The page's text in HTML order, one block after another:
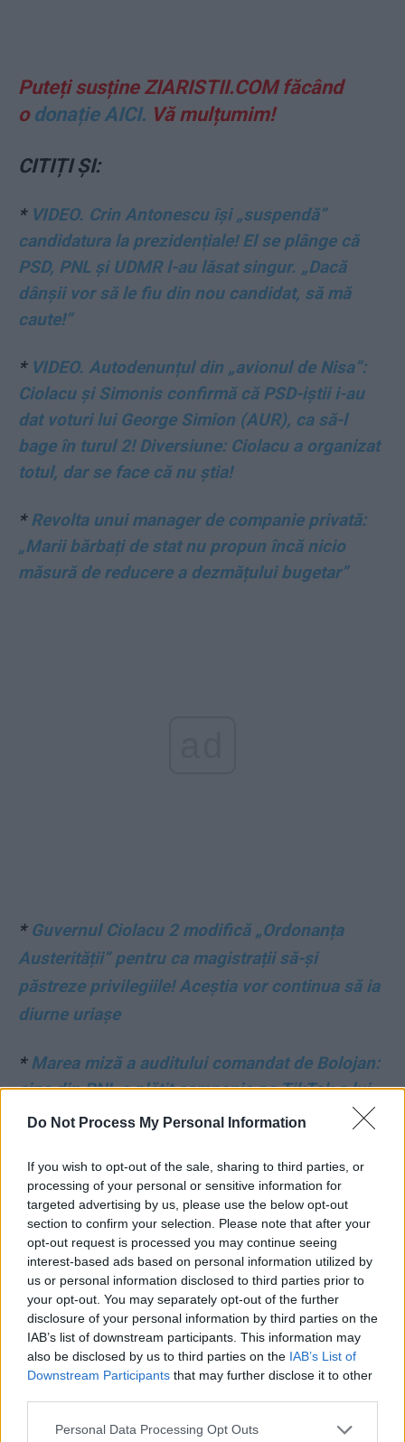
Do Not Process My Personal Information
If you wish to opt-out of the sale, sharing to third parties, or
processing of your personal or sensitive information for
targeted advertising by us, please use the below opt-out
section to confirm your selection. Please note that after your
opt-out request is processed you may continue seeing
interest-based ads based on personal information utilized by
us or personal information disclosed to third parties prior to
your opt-out. You may separately opt-out of the further
disclosure of your personal information by third parties on the
IAB’s list of downstream participants. This information may
also be disclosed by us to third parties on the IAB’s List of
Downstream Participants that may further disclose it to other
Personal Data Processing Opt Outs
Puteți susține ZIARISTII.COM făcând
o donație AICI. Vă mulțumim!
CITIȚI ȘI:
* VIDEO. Crin Antonescu își „suspendă”
candidatura la prezidențiale! El se plânge că
PSD, PNL și UDMR l-au lăsat singur. „Dacă
dânșii vor să le fiu din nou candidat, să mă
caute!”
* VIDEO. Autodenunțul din „avionul de Nisa”:
Ciolacu și Simonis confirmă că PSD-iștii i-au
dat voturi lui George Simion (AUR), ca să-l
bage în turul 2! Diversiune: Ciolacu a organizat
totul, dar se face că nu știa!
*Revolta unui manager de companie privată:
„Marii bărbați de stat nu propun încă nicio
măsură de reducere a dezmățului bugetar”
* Guvernul Ciolacu 2 modifică „Ordonanța
Austerității“ pentru ca magistrații să-și
păstreze privilegiile! Aceștia vor continua să ia
diurne uriașe
*Marea miză a auditului comandat de Bolojan:
cine din PNL a plătit campania pe TikTok a lui
Călin Georgescu?
*Istoricul Armand Goșu: „Călin Georgescu este
reprezentantul celei mai sinistre părți a
Sistemului românesc. Provine din Securitate,
din burta Sistemului, din zona nereformată a
serviciilor secrete! Pe linie de SIE“
*George Simion și Călin Geogescu și-au
aranjat interviuri cu un comunist american,
antisemit, pro-rus, mare fan al lui Putin.